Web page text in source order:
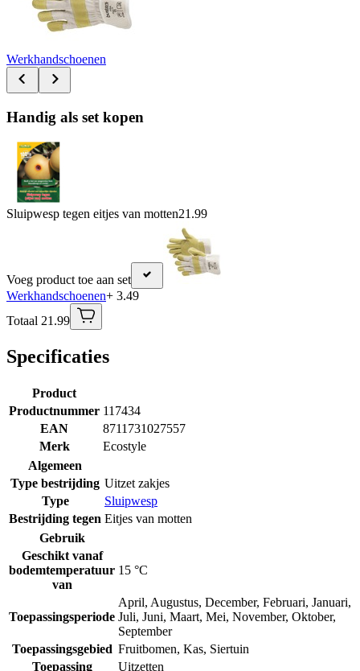
Werkhandschoenen
Handig als set kopen
Sluipwesp tegen eitjes van motten21.99
Voeg product toe aan set
Werkhandschoenen+ 3.49
Totaal 21.99
Specificaties
Product
Productnummer 117434
EAN
8711731027557
Merk
Ecostyle
Algemeen
Type bestrijding Uitzet zakjes
Type
Sluipwesp
Bestrijding tegen Eitjes van motten
Gebruik
Geschikt vanaf
bodemtemperatuur
van
15 °C
Toepassingsperiode
April, Augustus, December, Februari, Januari,
Juli, Juni, Maart, Mei, November, Oktober,
September
Toepassingsgebied Fruitbomen, Kas, Siertuin
Toepassing
Uitzetten